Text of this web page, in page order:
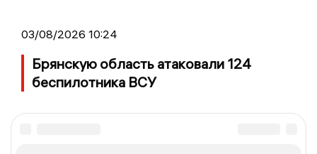
03/08/2026 10:24
Брянскую область атаковали 124
беспилотника ВСУ